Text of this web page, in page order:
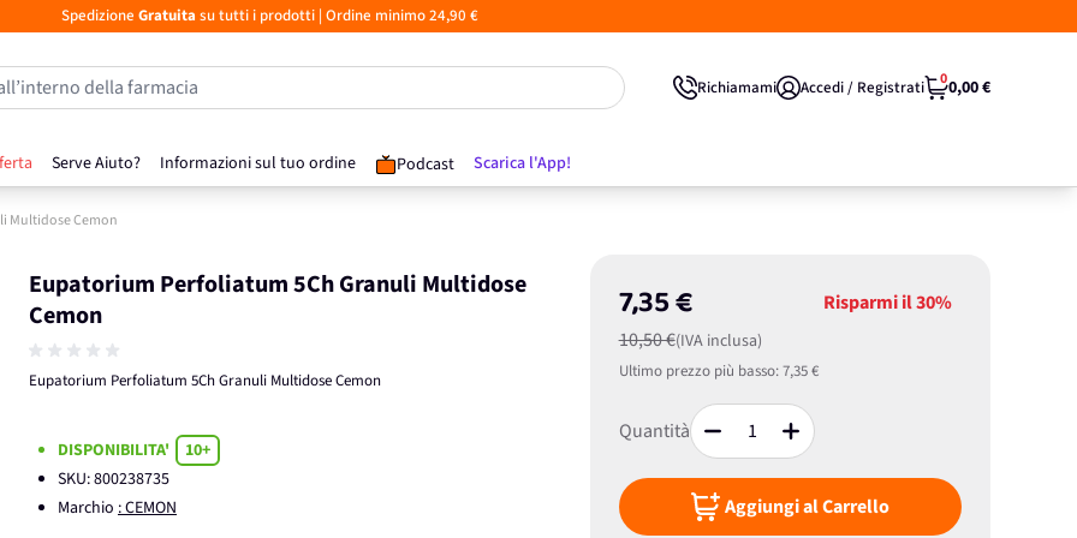
Spedizione Gratuita su tutti i prodotti| Ordine minimo 24,90 €
Serve Aiuto? Informazioni sul tuo ordine Podcast Scarica l'App!
della farmacia Richiamami Accedi / Registrati 00,00 €
Multidose Cemon
Eupatorium Perfoliatum 5Ch Granuli Multidose
Cemon
Eupatorium Perfoliatum 5Ch Granuli Multidose Cemon
7,35 €
10,50 €(IVA inclusa)
Risparmi il30%
Ultimo prezzo più basso:7,35 €
Quantità
Aggiungi al Carrello
DISPONIBILITA'
10+
SKU:800238735
Marchio : CEMON